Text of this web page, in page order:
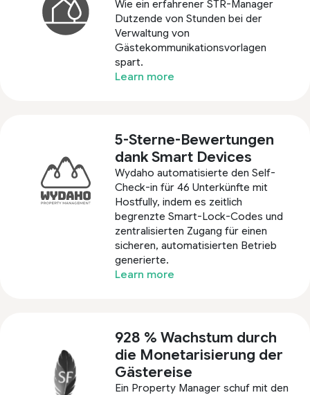
Wie ein erfahrener STR-Manager
Dutzende von Stunden bei der
Verwaltung von
Gästekommunikationsvorlagen
spart.
Learn more
5-Sterne-Bewertungen
dank Smart Devices
Wydaho automatisierte den Self-
Check-in für 46 Unterkünfte mit
Hostfully, indem es zeitlich
begrenzte Smart-Lock-Codes und
zentralisierten Zugang für einen
sicheren, automatisierten Betrieb
generierte.
Learn more
928 % Wachstum durch
die Monetarisierung der
Gästereise
Ein Property Manager schuf mit den